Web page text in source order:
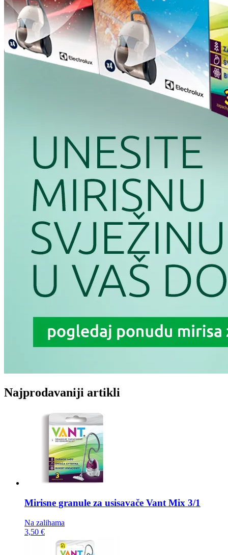
Najprodavaniji artikli
Mirisne granule za usisavače Vant Mix 3/1
Na zalihama
3,50 €